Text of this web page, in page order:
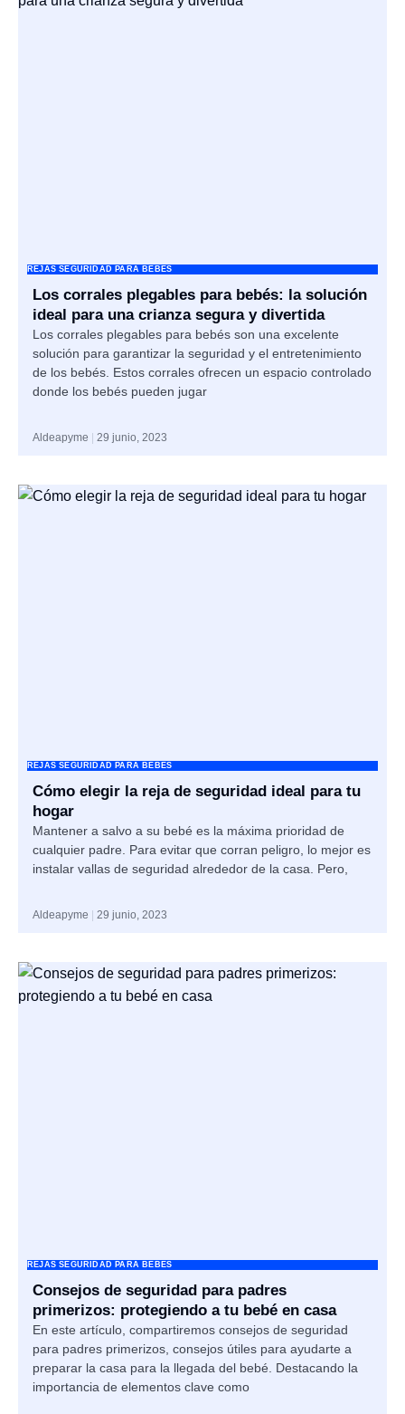
REJAS SEGURIDAD PARA BEBES
Los corrales plegables para bebés: la solución
ideal para una crianza segura y divertida
Los corrales plegables para bebés son una excelente
solución para garantizar la seguridad y el entretenimiento
de los bebés. Estos corrales ofrecen un espacio controlado
donde los bebés pueden jugar
Aldeapyme 29 junio, 2023
REJAS SEGURIDAD PARA BEBES
Cómo elegir la reja de seguridad ideal para tu
hogar
Mantener a salvo a su bebé es la máxima prioridad de
cualquier padre. Para evitar que corran peligro, lo mejor es
instalar vallas de seguridad alrededor de la casa. Pero,
Aldeapyme 29 junio, 2023
REJAS SEGURIDAD PARA BEBES
Consejos de seguridad para padres
primerizos: protegiendo a tu bebé en casa
En este artículo, compartiremos consejos de seguridad
para padres primerizos, consejos útiles para ayudarte a
preparar la casa para la llegada del bebé. Destacando la
importancia de elementos clave como